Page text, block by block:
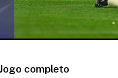
completo